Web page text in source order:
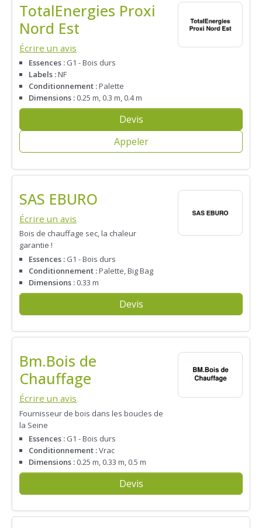
TotalEnergies Proxi
Nord Est
Écrire un avis
Essences : G1 - Bois durs
Labels :NF
Conditionnement :Palette
Dimensions : 0.25 m, 0.3 m, 0.4 m
Devis
Appeler
SAS EBURO
Écrire un avis
Bois de chauffage sec, la chaleur
garantie !
Essences : G1 - Bois durs
Conditionnement :Palette, Big Bag
Dimensions : 0.33 m
Devis
Bm.Bois de
Chauffage
Écrire un avis
Fournisseur de bois dans les boucles de
la Seine
Essences : G1 - Bois durs
Conditionnement :Vrac
Dimensions : 0.25 m, 0.33 m, 0.5 m
Devis